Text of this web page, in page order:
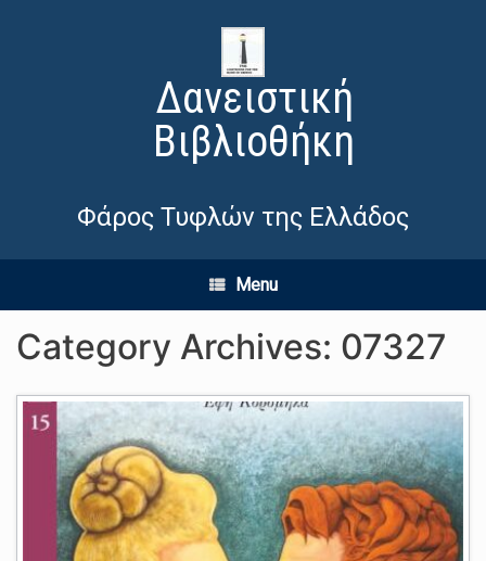
Δανειστική
Βιβλιοθήκη
Φάρος Τυφλών της Ελλάδος
Menu
Category Archives: 07327